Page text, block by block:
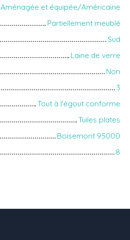
Aménagée et équipée/Américaine
Partiellement meublé
Sud
Laine de verre
Non
3
Tout à l'égout conforme
Tuiles plates
Boisemont 95000
8